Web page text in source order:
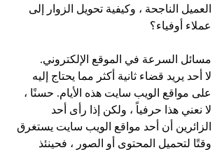
العميل الناجحة ، وكيفية تحويل الزوار إلى
عملاء أوفياء؟
مسائل السرعة في الموقع الإلكتروني.
لا أحد يريد قضاء ثانية أكثر مما يحتاج إليه
على مواقع الويب سايت هذه الأيام. حسنًا ،
لا نعني هذا حرفياً ، ولكن إذا رأى أحد
الزائرين أن أحد مواقع الويب سايت يستغرق
وقتًا لتحميل المحتوى أو الصور ، فحينئذ